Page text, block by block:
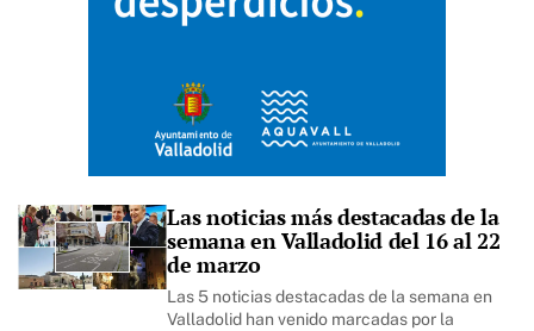
Las noticias más destacadas de la
semana en Valladolid del 16 al 22
de marzo
Las 5 noticias destacadas de la semana en
Valladolid han venido marcadas por la